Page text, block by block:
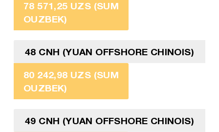
78 571,25 UZS (SUM
OUZBEK)
48 CNH (YUAN OFFSHORE CHINOIS)
80 242,98 UZS (SUM
OUZBEK)
49 CNH (YUAN OFFSHORE CHINOIS)